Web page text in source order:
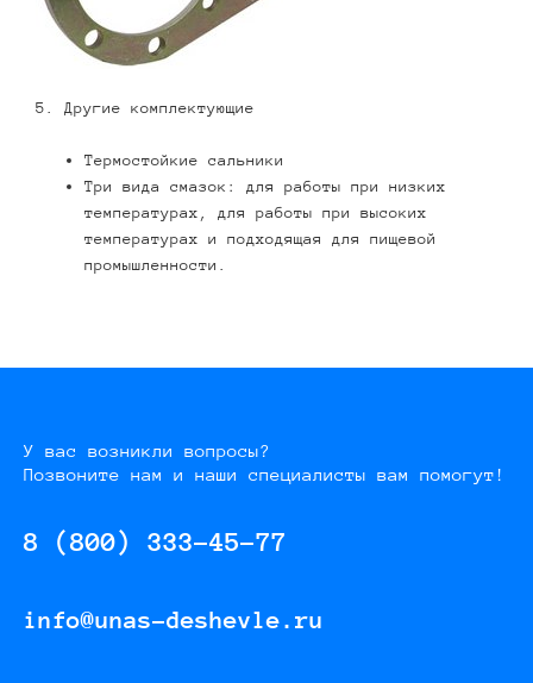
5. Другие комплектующие
Термостойкие сальники
Три вида смазок: для работы при низких
температурах, для работы при высоких
температурах и подходящая для пищевой
промышленности.
У вас возникли вопросы?
Позвоните нам и наши специалисты вам помогут!
8 (800) 333-45-77
info@unas-deshevle.ru